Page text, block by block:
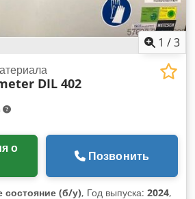
1 /3
DIL 402
Позвонить
состояние (б/у), Год выпуска: 2024,